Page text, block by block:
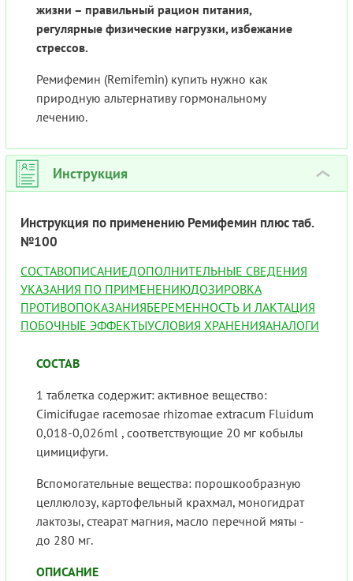
жизни – правильный рацион питания,
регулярные физические нагрузки, избежание
стрессов.
Ремифемин (Remifemin) купить нужно как
природную альтернативу гормональному
лечению.
Инструкция ›
Инструкция по применению Ремифемин плюс таб.
№100
СОСТАВОПИСАНИЕДОПОЛНИТЕЛЬНЫЕ СВЕДЕНИЯ
УКАЗАНИЯ ПО ПРИМЕНЕНИЮДОЗИРОВКА
ПРОТИВОПОКАЗАНИЯБЕРЕМЕННОСТЬ И ЛАКТАЦИЯ
ПОБОЧНЫЕ ЭФФЕКТЫУСЛОВИЯ ХРАНЕНИЯАНАЛОГИ
СОСТАВ
1 таблетка содержит: активное вещество:
Cimicifugae racemosae rhizomae extracum Fluidum
0,018-0,026ml , соответствующие 20 мг кобылы
цимицифуги.
Вспомогательные вещества: порошкообразную
целлюлозу, картофельный крахмал, моногидрат
лактозы, стеарат магния, масло перечной мяты -
до 280 мг.
ОПИСАНИЕ